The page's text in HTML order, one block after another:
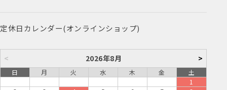
定休日カレンダー(オンラインショップ)
< 2026年8月 >
日 月 火 水 木 金
土
1